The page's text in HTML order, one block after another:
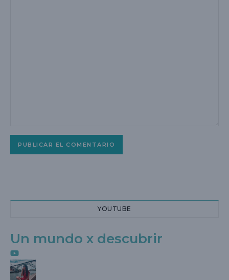
YOUTUBE
Un mundo x descubrir